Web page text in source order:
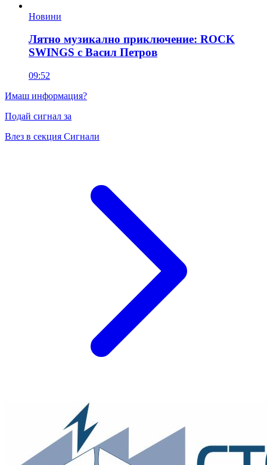
Новини
Лятно музикално приключение: ROCK
SWINGS с Васил Петров
09:52
Имаш информация?
Подай сигнал за
Влез в секция Сигнали